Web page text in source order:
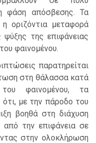
φάση απόσβεσης. Τα
οριζόντια μεταφορά
ψύξης της επιφάνειας
φαινομένου.
παρατηρείται
στη θάλασσα κατά
φαινομένου, τα
με την πάροδο του
βοηθά στη διάχυση
από την επιφάνεια σε
στην ολοκλήρωση